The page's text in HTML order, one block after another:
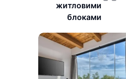
житловими
блоками